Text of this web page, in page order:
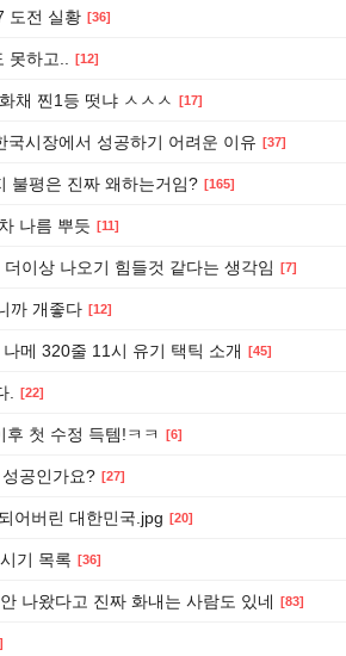
도전 실황 [36]
못하고.. [12]
채 찐1등 떳냐 ㅅㅅㅅ [17]
국시장에서 성공하기 어려운 이유 [37]
불평은 진짜 왜하는거임? [165]
나름 뿌듯 [11]
이상 나오기 힘들것 같다는 생각임 [7]
까 개좋다 [12]
메 320줄 11시 유기 택틱 소개 [45]
. [22]
후 첫 수정 득템!ㅋㅋ [6]
공인가요? [27]
어버린 대한민국.jpg [20]
기 목록 [36]
나왔다고 진짜 화내는 사람도 있네 [83]